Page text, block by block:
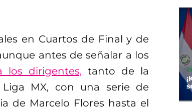
en Cuartos de Final y de
antes de señalar a los
los dirigentes, tanto de la
MX, con una serie de
de Marcelo Flores hasta el